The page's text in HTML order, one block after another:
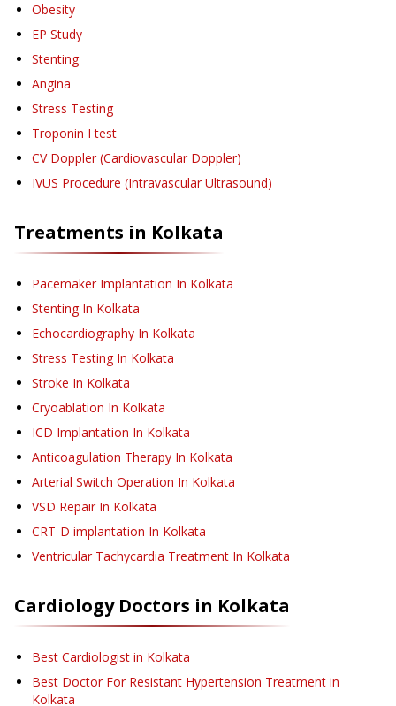
Obesity
EP Study
Stenting
Angina
Stress Testing
Troponin I test
CV Doppler (Cardiovascular Doppler)
IVUS Procedure (Intravascular Ultrasound)
Treatments in Kolkata
Pacemaker Implantation In Kolkata
Stenting In Kolkata
Echocardiography In Kolkata
Stress Testing In Kolkata
Stroke In Kolkata
Cryoablation In Kolkata
ICD Implantation In Kolkata
Anticoagulation Therapy In Kolkata
Arterial Switch Operation In Kolkata
VSD Repair In Kolkata
CRT-D implantation In Kolkata
Ventricular Tachycardia Treatment In Kolkata
CardiologyDoctors in Kolkata
Best Cardiologist in Kolkata
Best Doctor For Resistant Hypertension Treatment in
Kolkata